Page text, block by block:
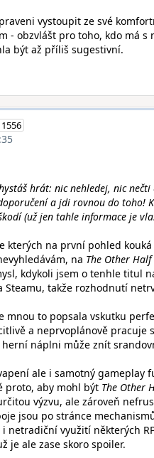
vystoupit ze své
- obzvlášt pro toho, kdo má
být až příliš sugestivní.
hrát: nic nehledej, nic
a jdi rovnou do toho!
(už jen tahle informace je
kterých na první pohled
na The Other Half
kdykoli jsem o tenhle titul
Steamu, takže rozhodnutí
mnou to popsala vskutku
a neprvoplánově pracuje
náplni může znít
ale i samotný gameplay
proto, aby mohl být The Other
výzvu, ale zároveň
jsou po stránce
i netradiční využití některých
je ale zase skoro spoiler.